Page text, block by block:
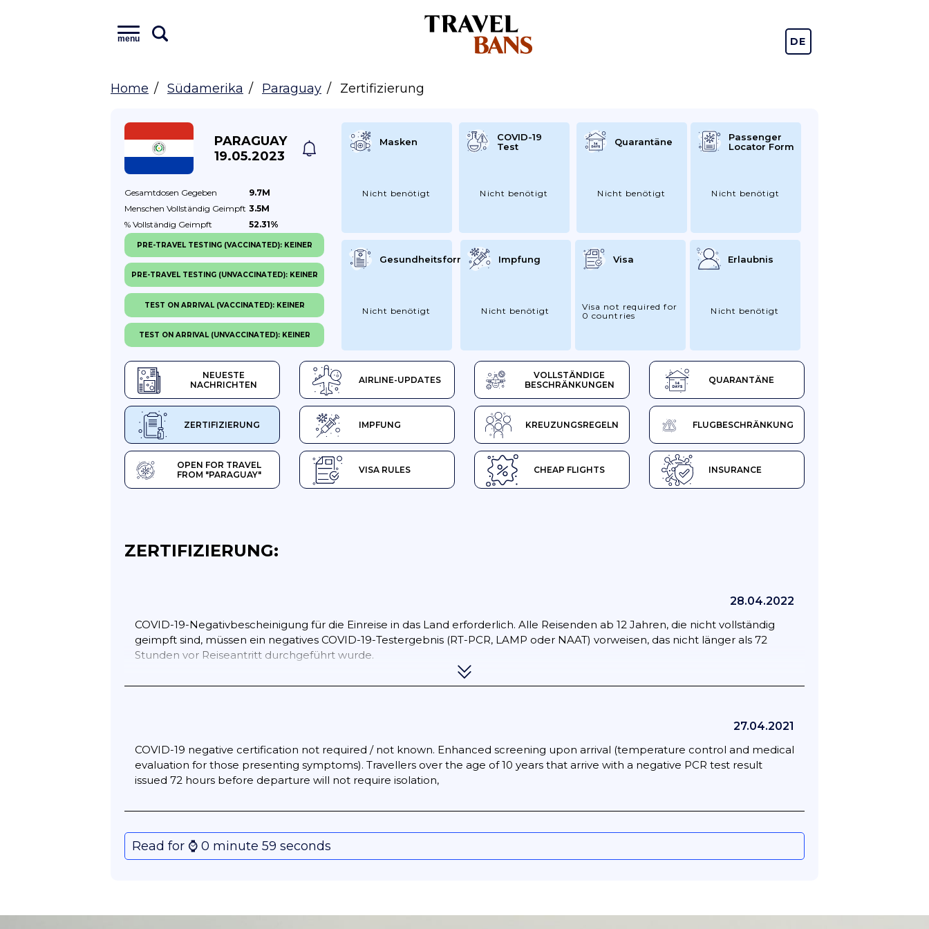
menu DE
Home Südamerika Paraguay Zertifizierung
PARAGUAY
19.05.2023
Gesamtdosen Gegeben
9.7M
Menschen Vollständig Geimpft 3.5M
% Vollständig Geimpft 52.31%
NEUESTE
NACHRICHTEN
AIRLINE-UPDATES
VOLLSTÄNDIGE
BESCHRÄNKUNGEN
QUARANTÄNE
ZERTIFIZIERUNG IMPFUNG KREUZUNGSREGELN FLUGBESCHRÄNKUNG
OPEN FOR TRAVEL
FROM "PARAGUAY"
VISA RULES CHEAP FLIGHTS INSURANCE
Masken
Nicht benötigt
COVID-19
Test
Nicht benötigt
Quarantäne
Nicht benötigt
Passenger
Locator Form
Nicht benötigt
Gesundheitsformular
Nicht benötigt
Impfung
Nicht benötigt
Visa
Visa not required for
0 countries
Erlaubnis
Nicht benötigt
PRE-TRAVEL TESTING (VACCINATED): KEINER
PRE-TRAVEL TESTING (UNVACCINATED): KEINER
TEST ON ARRIVAL (VACCINATED): KEINER
TEST ON ARRIVAL (UNVACCINATED): KEINER
ZERTIFIZIERUNG:
28.04.2022
COVID-19-Negativbescheinigung für die Einreise in das Land erforderlich. Alle Reisenden ab 12 Jahren, die nicht vollständig
geimpft sind, müssen ein negatives COVID-19-Testergebnis (RT-PCR, LAMP oder NAAT) vorweisen, das nicht länger als 72
Stunden vor Reiseantritt durchgeführt wurde.
Kinder bis einschließlich 11 Jahre sind von der Vorlage eines Impfnachweises oder eines Vorabtests
Landtransit in Grenzregionen, auch aus kommerziellen Gründen, ist für einen Aufenthalt von bis zu 72 Stunden
Grenzstadt vorlegen können > Reisende ab 12 Jahren, die sich zwischen 10 und 90 Tagen vor der Einreise nach Paraguay mit
COVID-19 infiziert haben, sind ebenfalls von der Pflicht befreit, einen Impfnachweis oder einen Vorabtest vorzulegen.
Reisende sollten diese Situation nachweisen, indem sie ihr positives COVID-19-Testergebnis (RT-PCR, LAMP oder NAAT) oder
27.04.2021
COVID-19 negative certification not required / not known. Enhanced screening upon arrival (temperature control and medical
evaluation for those presenting symptoms). Travellers over the age of 10 years that arrive with a negative PCR test result
issued 72 hours before departure will not require isolation,
Read for ⌚️ 0 minute 59 seconds